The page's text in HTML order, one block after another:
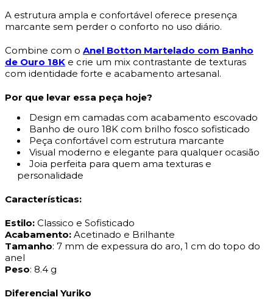
A estrutura ampla e confortável oferece presença
marcante sem perder o conforto no uso diário.
Combine com o Anel Botton Martelado com Banho
de Ouro 18K e crie um mix contrastante de texturas
com identidade forte e acabamento artesanal.
Por que levar essa peça hoje?
Design em camadas com acabamento escovado
Banho de ouro 18K com brilho fosco sofisticado
Peça confortável com estrutura marcante
Visual moderno e elegante para qualquer ocasião
Joia perfeita para quem ama texturas e
personalidade
Características:
Estilo: Classico e Sofisticado
Acabamento: Acetinado e Brilhante
Tamanho: 7 mm de expessura do aro, 1 cm do topo do
anel
Peso: 8.4 g
Diferencial Yuriko